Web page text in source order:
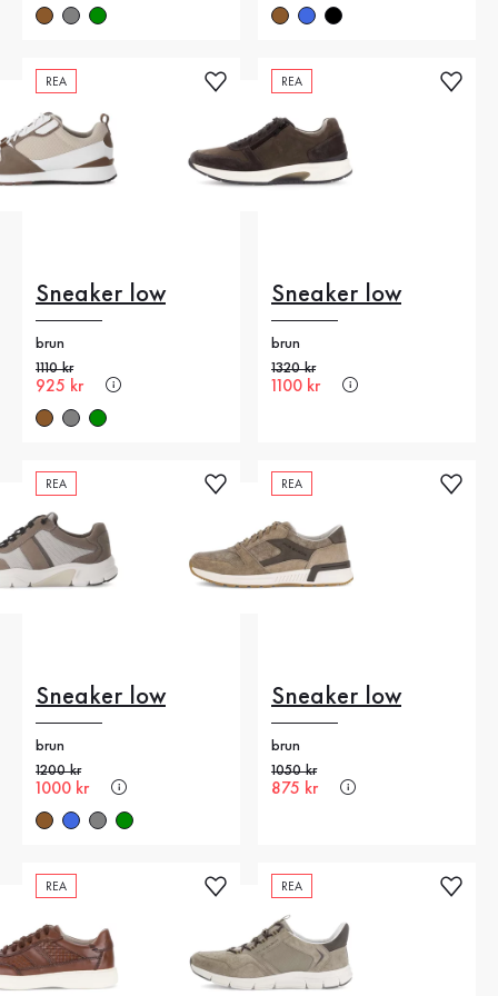
REA
Sneaker low
brun
Gammalt pris
1110 kr
Nytt pris
925 kr
REA
Sneaker low
brun
Gammalt pris
1320 kr
Nytt pris
1100 kr
REA
Sneaker low
brun
Gammalt pris
1200 kr
Nytt pris
1000 kr
REA
Sneaker low
brun
Gammalt pris
1050 kr
Nytt pris
875 kr
REA REA